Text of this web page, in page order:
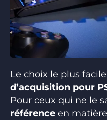
Le choix le plus
d’acquisition pour
Pour ceux qui ne le
référence en